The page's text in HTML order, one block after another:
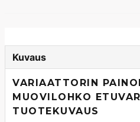
Kuvaus
VARIAATTORIN
MUOVILOHKO
TUOTEKUVAUS